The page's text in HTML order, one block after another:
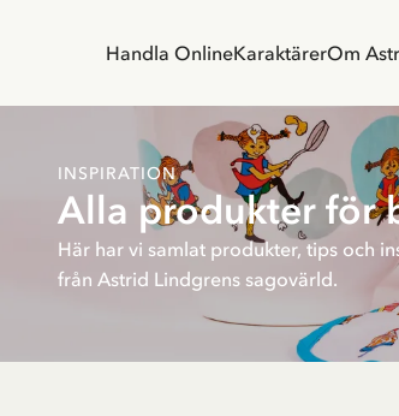
Handla OnlineKaraktärerOm
INSPIRATION
Alla produkter för
Här har vi samlat produkter, tips och
från Astrid Lindgrens sagovärld.